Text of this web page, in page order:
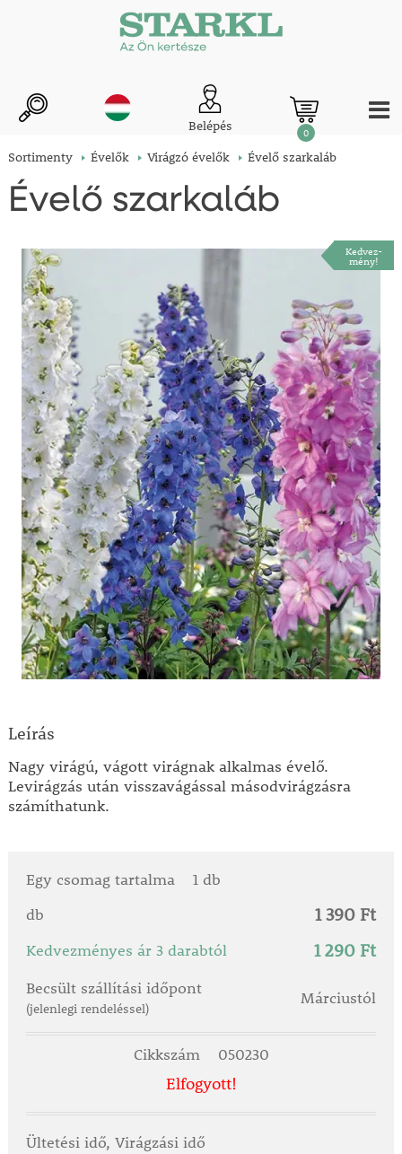
Belépés 0
Sortimenty Évelők Virágzó évelők Évelő szarkaláb
Évelő szarkaláb
Kedvez-
mény!
Leírás
Nagy virágú, vágott virágnak alkalmas évelő.
Levirágzás után visszavágással másodvirágzásra
számíthatunk.
Egy csomag tartalma
1 db
db
1 390 Ft
Kedvezményes ár 3 darabtól 1 290 Ft
Becsült szállítási időpont
(jelenlegi rendeléssel)
Márciustól
Cikkszám 050230
Elfogyott!
Ültetési idő, Virágzási idő